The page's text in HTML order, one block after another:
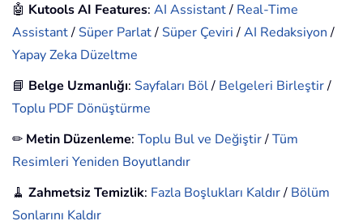
🤖 Kutools AI Features: AI Assistant/ Real-Time
Assistant/ Süper Parlat/ Süper Çeviri/AI Redaksiyon/
Yapay Zeka Düzeltme
📘 Belge Uzmanlığı: Sayfaları Böl/ Belgeleri Birleştir/
Toplu PDF Dönüştürme
✏ Metin Düzenleme: Toplu Bul ve Değiştir/Tüm
Resimleri Yeniden Boyutlandır
🧹 Zahmetsiz Temizlik: Fazla Boşlukları Kaldır/ Bölüm
Sonlarını Kaldır